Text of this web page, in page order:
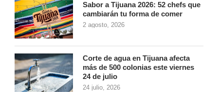
Sabor a Tijuana 2026: 52 chefs que
cambiarán tu forma de comer
2 agosto, 2026
Corte de agua en Tijuana afecta
más de 500 colonias este viernes
24 de julio
24 julio, 2026